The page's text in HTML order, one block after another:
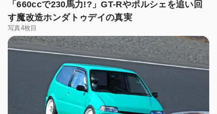
「660ccで230馬力!?」GT-Rやポルシェを追い回
す魔改造ホンダトゥデイの真実
写真4枚目